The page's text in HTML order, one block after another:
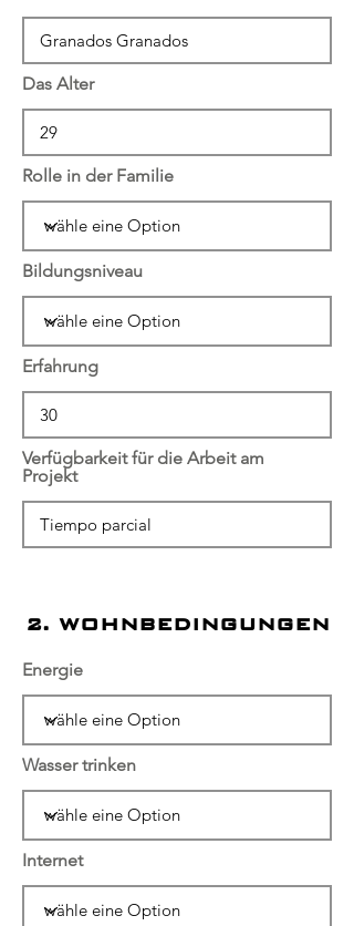
Das Alter
Rolle in der Familie
Bildungsniveau
Erfahrung
Verfügbarkeit für die Arbeit am
Projekt
2. WOHNBEDINGUNGEN
Energie
Wasser trinken
Internet